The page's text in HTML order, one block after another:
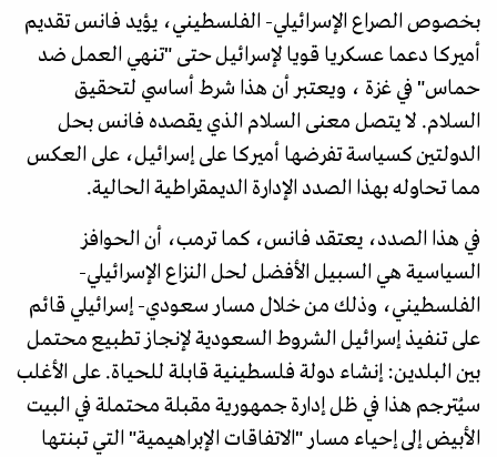
بخصوص الصراع الإسرائيلي- الفلسطيني، يؤيد فانس تقديم
أميركا دعما عسكريا قويا لإسرائيل حتى "تنهي العمل ضد
حماس" في غزة ، ويعتبر أن هذا شرط أساسي لتحقيق
السلام. لا يتصل معنى السلام الذي يقصده فانس بحل
الدولتين كسياسة تفرضها أميركا على إسرائيل، على العكس
مما تحاوله بهذا الصدد الإدارة الديمقراطية الحالية.
في هذا الصدد، يعتقد فانس، كما ترمب، أن الحوافز
السياسية هي السبيل الأفضل لحل النزاع الإسرائيلي-
الفلسطيني، وذلك من خلال مسار سعودي- إسرائيلي قائم
على تنفيذ إسرائيل الشروط السعودية لإنجاز تطبيع محتمل
بين البلدين: إنشاء دولة فلسطينية قابلة للحياة. على الأغلب
سيُترجم هذا في ظل إدارة جمهورية مقبلة محتملة في البيت
الأبيض إلى إحياء مسار "الاتفاقات الإبراهيمية" التي تبنتها